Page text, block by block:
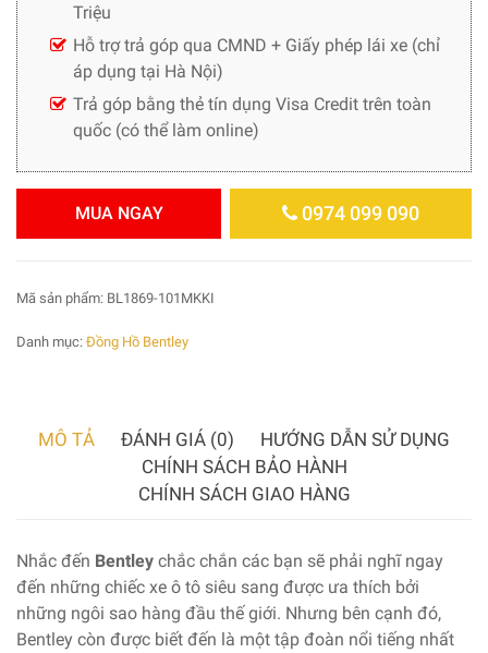
Triệu
Hỗ trợ trả góp qua CMND + Giấy phép lái xe (chỉ
áp dụng tại Hà Nội)
Trả góp bằng thẻ tín dụng Visa Credit trên toàn
quốc (có thể làm online)
MUA NGAY 0974 099 090
Mã sản phẩm: BL1869-101MKKI
Danh mục: Đồng Hồ Bentley
MÔ TẢ ĐÁNH GIÁ (0)
HƯỚNG DẪN SỬ DỤNG
CHÍNH SÁCH BẢO HÀNH
CHÍNH SÁCH GIAO HÀNG
Nhắc đến Bentley chắc chắn các bạn sẽ phải nghĩ ngay
đến những chiếc xe ô tô siêu sang được ưa thích bởi
những ngôi sao hàng đầu thế giới. Nhưng bên cạnh đó,
Bentley còn được biết đến là một tập đoàn nổi tiếng nhất